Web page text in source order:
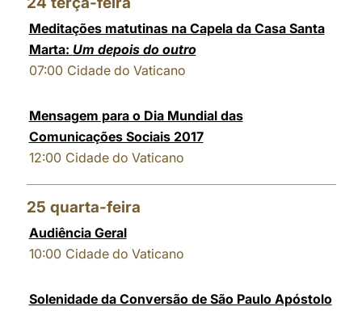
Meditações matutinas na Capela da Casa Santa
Marta: Um depois do outro
07:00 Cidade do Vaticano
Mensagem para o Dia Mundial das
Comunicações Sociais 2017
12:00 Cidade do Vaticano
25 quarta-feira
Audiência Geral
10:00 Cidade do Vaticano
Solenidade da Conversão de São Paulo Apóstolo